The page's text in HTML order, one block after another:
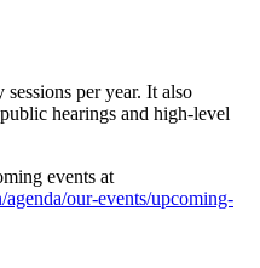
per year. It also
hearings and high-level
events at
our-events/upcoming-